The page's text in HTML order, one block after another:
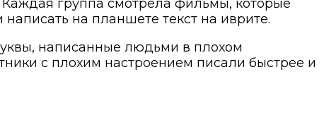
группа смотрела фильмы, которые
на планшете текст на иврите.
написанные людьми в плохом
с плохим настроением писали быстрее и